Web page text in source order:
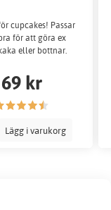
cupcakes! Passar
för att göra ex
eller bottnar.
69 kr
Lägg i varukorg